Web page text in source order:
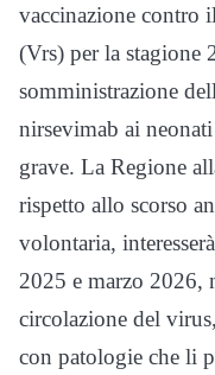
vaccinazione contro
(Vrs) per la stagione
somministrazione
nirsevimab ai
grave. La Regione
rispetto allo scorso
volontaria,
2025 e marzo 2026,
circolazione del
con patologie che li